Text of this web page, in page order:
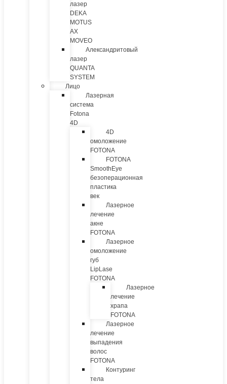
лазер
DEKA
MOTUS
AX
MOVEO
Александритовый
лазер
QUANTA
SYSTEM
Лицо
Лазерная
система
Fotona
4D
4D
омоложение
FOTONA
FOTONA
SmoothEye
безоперационная
пластика
век
Лазерное
лечение
акне
FOTONA
Лазерное
омоложение
губ
LipLase
FOTONA
Лазерное
лечение
храпа
FOTONA
Лазерное
лечение
выпадения
волос
FOTONA
Контуринг
тела